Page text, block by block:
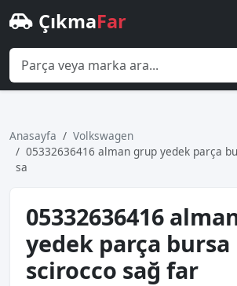
ÇıkmaFar
Anasayfa
Volkswagen
05332636416 alman grup yedek parça
sa
05332636416
yedek parça
scirocco sağ far